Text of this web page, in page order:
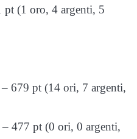
(1 oro, 4 argenti, 5
679 pt (14 ori, 7 argenti,
477 pt (0 ori, 0 argenti,